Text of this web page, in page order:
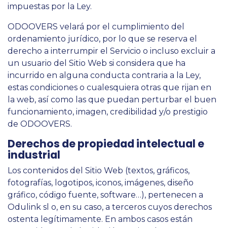
impuestas por la Ley.
ODOOVERS velará por el cumplimiento del
ordenamiento jurídico, por lo que se reserva el
derecho a interrumpir el Servicio o incluso excluir a
un usuario del Sitio Web si considera que ha
incurrido en alguna conducta contraria a la Ley,
estas condiciones o cualesquiera otras que rijan en
la web, así como las que puedan perturbar el buen
funcionamiento, imagen, credibilidad y/o prestigio
de ODOOVERS.
Derechos de propiedad intelectual e
industrial
Los contenidos del Sitio Web (textos, gráficos,
fotografías, logotipos, iconos, imágenes, diseño
gráfico, código fuente, software…), pertenecen a
Odulink sl o, en su caso, a terceros cuyos derechos
ostenta legítimamente. En ambos casos están